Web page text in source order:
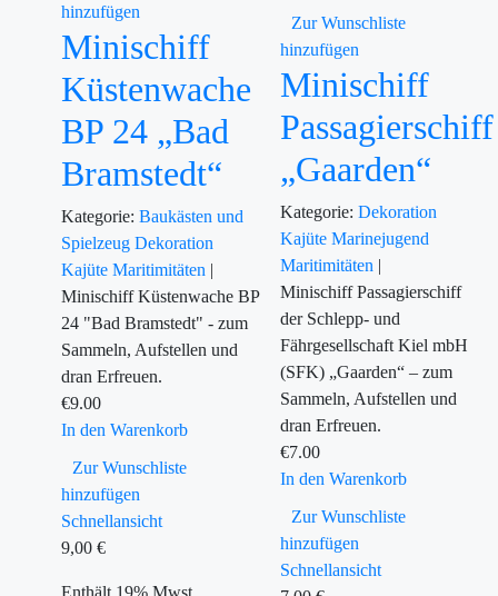
hinzufügen
Minischiff
Küstenwache
BP 24 „Bad
Bramstedt“
Kategorie: Baukästen und
Spielzeug Dekoration
Kajüte Maritimitäten |
Minischiff Küstenwache BP
24 "Bad Bramstedt" - zum
Sammeln, Aufstellen und
dran Erfreuen.
€9.00
In den Warenkorb
Zur Wunschliste
hinzufügen
Schnellansicht
9,00 €
Enthält 19% Mwst.
Zur Wunschliste
hinzufügen
Minischiff
Passagierschiff
„Gaarden“
Kategorie: Dekoration
Kajüte Marinejugend
Maritimitäten |
Minischiff Passagierschiff
der Schlepp- und
Fährgesellschaft Kiel mbH
(SFK) „Gaarden“ – zum
Sammeln, Aufstellen und
dran Erfreuen.
€7.00
In den Warenkorb
Zur Wunschliste
hinzufügen
Schnellansicht